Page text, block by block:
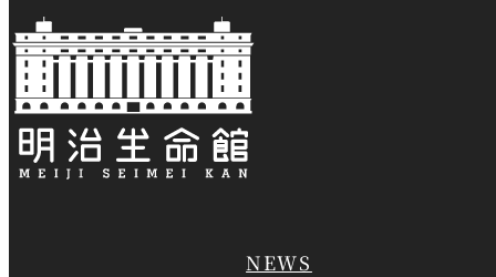
NEWS